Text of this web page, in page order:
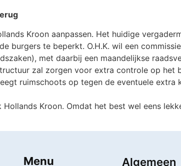
Kroon aanpassen. Het huidige
burgers te beperkt. O.H.K. wil een
met daarbij een maandelijkse
zal zorgen voor extra controle op
ruimschoots op tegen de eventuele extra
Hollands Kroon. Omdat het best wel eens
Menu Algemeen